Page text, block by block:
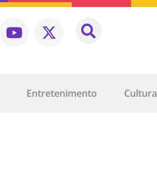
Entretenimento Cultura